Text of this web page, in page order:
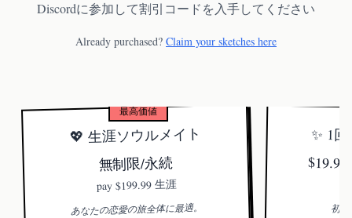
Discordに参加して割引コードを入手してください
Already purchased? Claim your sketches here
最高価値
💖 生涯ソウルメイト
無制限/永続
pay $199.99 生涯
あなたの恋愛の旅全体に最適。
✨ 1
初